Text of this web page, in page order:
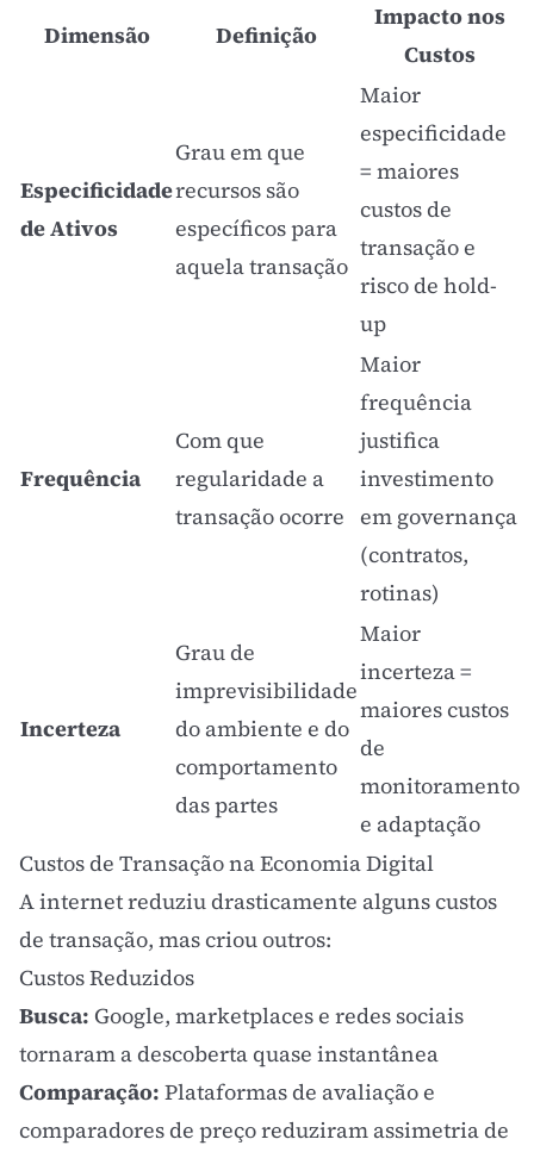
Dimensão
Definição
Impacto nos
Custos
Especificidade
de Ativos
Grau em que
recursos são
específicos para
aquela transação
Maior
especificidade
= maiores
custos de
transação e
risco de hold-
up
Frequência
Com que
regularidade a
transação ocorre
Maior
frequência
justifica
investimento
em governança
(contratos,
rotinas)
Incerteza
Grau de
imprevisibilidade
do ambiente e do
comportamento
das partes
Maior
incerteza =
maiores custos
de
monitoramento
e adaptação
Custos de Transação na Economia Digital
A internet reduziu drasticamente alguns custos
de transação, mas criou outros:
Custos Reduzidos
Busca: Google, marketplaces e redes sociais
tornaram a descoberta quase instantânea
Comparação: Plataformas de avaliação e
comparadores de preço reduziram assimetria de